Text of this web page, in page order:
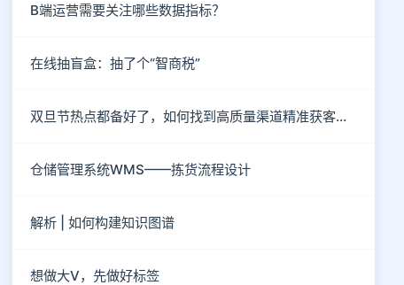
B端运营需要关注哪些数据指标？
在线抽盲盒：抽了个“智商税”
双旦节热点都备好了，如何找到高质量渠道精准获客呢？
仓储管理系统WMS——拣货流程设计
解析 | 如何构建知识图谱
想做大V，先做好标签